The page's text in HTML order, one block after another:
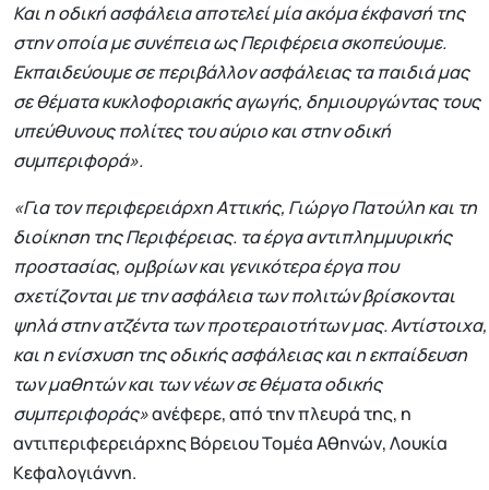
Και η οδική ασφάλεια αποτελεί μία ακόμα έκφανσή της
στην οποία με συνέπεια ως Περιφέρεια σκοπεύουμε.
Εκπαιδεύουμε σε περιβάλλον ασφάλειας τα παιδιά μας
σε θέματα κυκλοφοριακής αγωγής, δημιουργώντας τους
υπεύθυνους πολίτες του αύριο και στην οδική
συμπεριφορά».
«Για τον περιφερειάρχη Αττικής, Γιώργο Πατούλη και τη
διοίκηση της Περιφέρειας. τα έργα αντιπλημμυρικής
προστασίας, ομβρίων και γενικότερα έργα που
σχετίζονται με την ασφάλεια των πολιτών βρίσκονται
ψηλά στην ατζέντα των προτεραιοτήτων μας. Αντίστοιχα,
και η ενίσχυση της οδικής ασφάλειας και η εκπαίδευση
των μαθητών και των νέων σε θέματα οδικής
συμπεριφοράς»ανέφερε, από την πλευρά της, η
αντιπεριφερειάρχης Βόρειου Τομέα Αθηνών, Λουκία
Κεφαλογιάννη.